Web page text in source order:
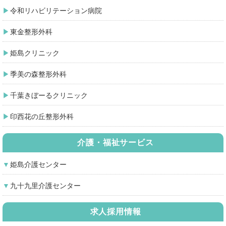
令和リハビリテーション病院
東金整形外科
姫島クリニック
季美の森整形外科
千葉きぼーるクリニック
印西花の丘整形外科
介護・福祉サービス
姫島介護センター
九十九里介護センター
求人採用情報